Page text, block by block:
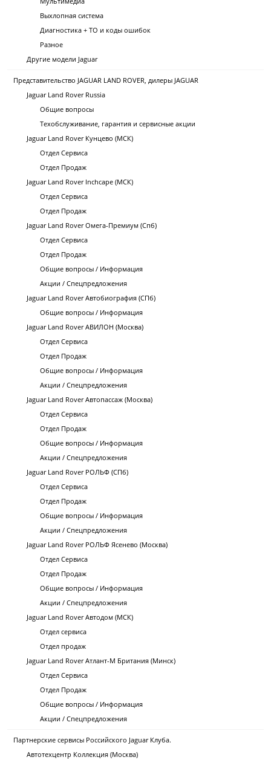
Выхлопная система
Диагностика + ТО и коды ошибок
Разное
Другие модели Jaguar
Представительство JAGUAR LAND ROVER, дилеры JAGUAR
Jaguar Land Rover Russia
Общие вопросы
Техобслуживание, гарантия и сервисные акции
Jaguar Land Rover Кунцево (МСК)
Отдел Сервиса
Отдел Продаж
Jaguar Land Rover Inchcape (МСК)
Отдел Сервиса
Отдел Продаж
Jaguar Land Rover Омега-Премиум (Спб)
Отдел Сервиса
Отдел Продаж
Общие вопросы / Информация
Акции / Спецпредложения
Jaguar Land Rover Автобиография (СПб)
Общие вопросы / Информация
Jaguar Land Rover АВИЛОН (Москва)
Отдел Сервиса
Отдел Продаж
Общие вопросы / Информация
Акции / Спецпредложения
Jaguar Land Rover Автопассаж (Москва)
Отдел Сервиса
Отдел Продаж
Общие вопросы / Информация
Акции / Спецпредложения
Jaguar Land Rover РОЛЬФ (СПб)
Отдел Сервиса
Отдел Продаж
Общие вопросы / Информация
Акции / Спецпредложения
Jaguar Land Rover РОЛЬФ Ясенево (Москва)
Отдел Сервиса
Отдел Продаж
Общие вопросы / Информация
Акции / Спецпредложения
Jaguar Land Rover Автодом (МСК)
Отдел сервиса
Отдел продаж
Jaguar Land Rover Атлант-М Британия (Минск)
Отдел Сервиса
Отдел Продаж
Общие вопросы / Информация
Акции / Спецпредложения
Партнерские сервисы Российского Jaguar Клуба.
Автотехцентр Коллекция (Москва)